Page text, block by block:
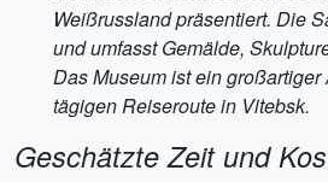
Weißrussland präsentiert. Die
und umfasst Gemälde,
Das Museum ist ein
tägigen Reiseroute in Vitebsk.
Geschätzte Zeit und